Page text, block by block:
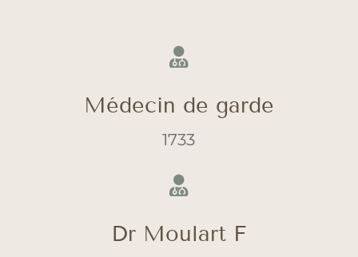

Médecin de garde
1733

Dr Moulart F